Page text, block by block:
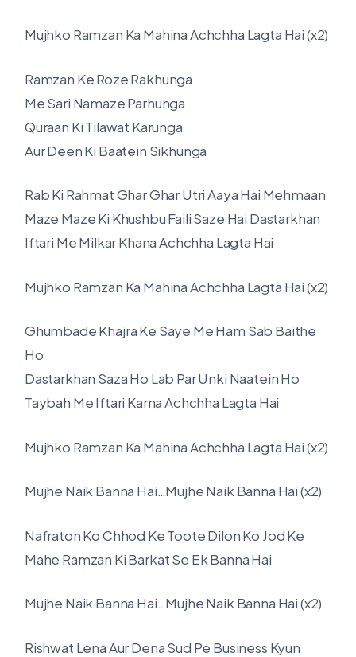
Mujhko Ramzan Ka Mahina Achchha Lagta Hai (x2)
Ramzan Ke Roze Rakhunga
Me Sari Namaze Parhunga
Quraan Ki Tilawat Karunga
Aur Deen Ki Baatein Sikhunga
Rab Ki Rahmat Ghar Ghar Utri Aaya Hai Mehmaan
Maze Maze Ki Khushbu Faili Saze Hai Dastarkhan
Iftari Me Milkar Khana Achchha Lagta Hai
Mujhko Ramzan Ka Mahina Achchha Lagta Hai (x2)
Ghumbade Khajra Ke Saye Me Ham Sab Baithe
Ho
Dastarkhan Saza Ho Lab Par Unki Naatein Ho
Taybah Me Iftari Karna Achchha Lagta Hai
Mujhko Ramzan Ka Mahina Achchha Lagta Hai (x2)
Mujhe Naik Banna Hai…Mujhe Naik Banna Hai (x2)
Nafraton Ko Chhod Ke Toote Dilon Ko Jod Ke
Mahe Ramzan Ki Barkat Se Ek Banna Hai
Mujhe Naik Banna Hai…Mujhe Naik Banna Hai (x2)
Rishwat Lena Aur Dena Sud Pe Business Kyun